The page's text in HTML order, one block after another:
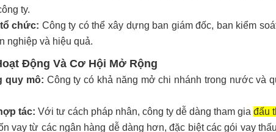
ty.
chức: Công ty có thể xây dựng ban giám đốc, ban kiểm
nghiệp và hiệu quả.
Động Và Cơ Hội Mở Rộng
quy mô: Công ty có khả năng mở chi nhánh trong nước và
tác: Với tư cách pháp nhân, công ty dễ dàng tham gia đấu
vay từ các ngân hàng dễ dàng hơn, đặc biệt các gói vay